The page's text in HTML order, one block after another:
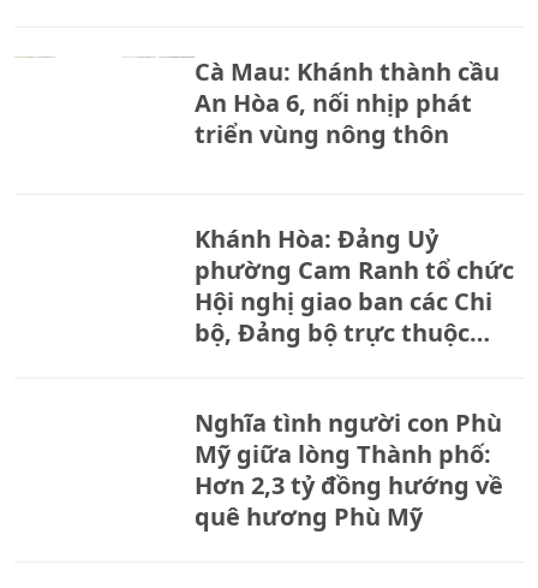
Cà Mau: Khánh thành cầu
An Hòa 6, nối nhịp phát
triển vùng nông thôn
Khánh Hòa: Đảng Uỷ
phường Cam Ranh tổ chức
Hội nghị giao ban các Chi
bộ, Đảng bộ trực thuộc
Nghĩa tình người con Phù
Mỹ giữa lòng Thành phố:
Hơn 2,3 tỷ đồng hướng về
quê hương Phù Mỹ